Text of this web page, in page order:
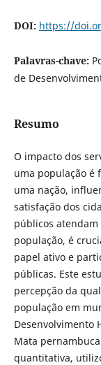
DOI: https://
Palavras-chave:
de
Resumo
O impacto dos
uma população é
uma nação,
satisfação dos
públicos atendam
população, é
papel ativo e
públicas. Este
percepção da
população em
Desenvolvimento
Mata
quantitativa,